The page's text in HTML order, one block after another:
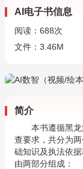
AI电子书信息
阅读： 688次
文件：3.46M
简介
本书遵循黑
查要求，共分为
础知识及执法依
由两部分组成：